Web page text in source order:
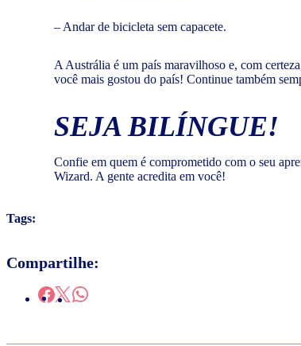
– Andar de bicicleta sem capacete.
A Austrália é um país maravilhoso e, com
você mais gostou do país! Continue também
SEJA BILÍNGUE!
Confie em quem é comprometido com o seu
Wizard. A gente acredita em você!
Tags:
Compartilhe: